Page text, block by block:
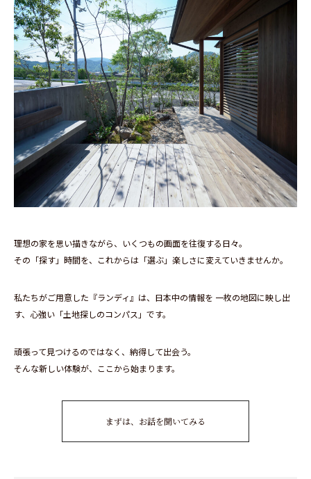
理想の家を思い描きながら、いくつもの画面を往復する日々。
その「探す」時間を、これからは「選ぶ」楽しさに変えていきませんか。
私たちがご用意した『ランディ』は、日本中の情報を 一枚の地図に映し出
す、心強い「土地探しのコンパス」です。
頑張って見つけるのではなく、納得して出会う。
そんな新しい体験が、ここから始まります。
まずは、お話を聞いてみる